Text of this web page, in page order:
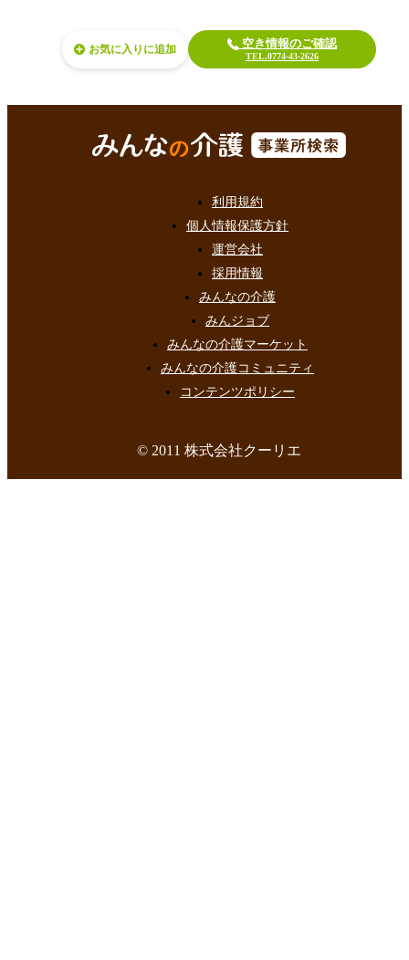
お気に入り 空き情報のご確認
TEL.0774-43-2626
利用規約
個人情報保護方針
運営会社
採用情報
みんなの介護
みんジョブ
みんなの介護マーケット
みんなの介護コミュニティ
コンテンツポリシー
© 2011 株式会社クーリエ